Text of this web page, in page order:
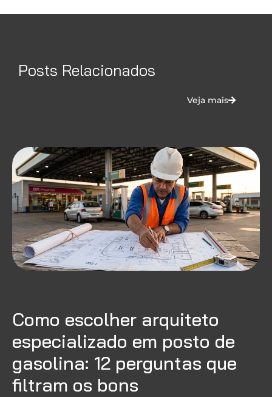
Posts Relacionados
Veja mais
Como escolher arquiteto
especializado em posto de
gasolina: 12 perguntas que
filtram os bons